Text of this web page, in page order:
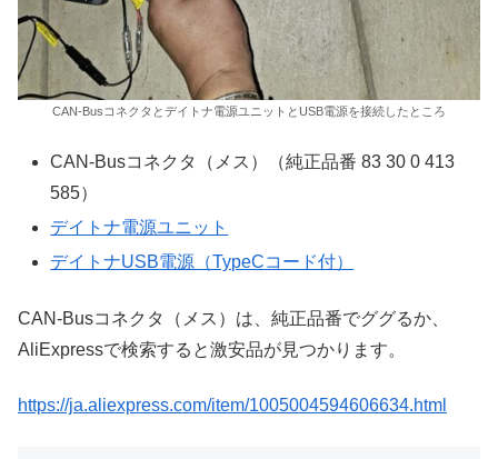
CAN-Busコネクタとデイトナ電源ユニットとUSB電源を接続したところ
CAN-Busコネクタ（メス）（純正品番 83 30 0 413
585）
デイトナ電源ユニット
デイトナUSB電源（TypeCコード付）
CAN-Busコネクタ（メス）は、純正品番でググるか、
AliExpressで検索すると激安品が見つかります。
https://ja.aliexpress.com/item/1005004594606634.html